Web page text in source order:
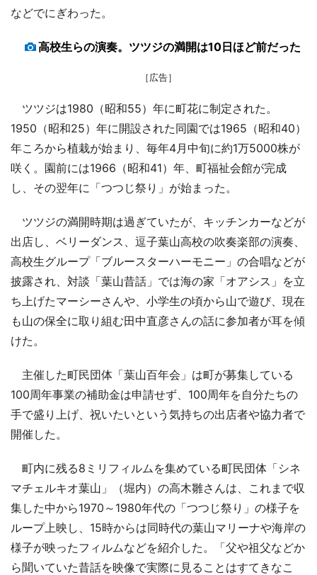
などでにぎわった。
高校生らの演奏。ツツジの満開は10日ほど前だった
［広告］
ツツジは1980（昭和55）年に町花に制定された。
1950（昭和25）年に開設された同園では1965（昭和40）
年ころから植栽が始まり、毎年4月中旬に約1万5000株が
咲く。園前には1966（昭和41）年、町福祉会館が完成
し、その翌年に「つつじ祭り」が始まった。
ツツジの満開時期は過ぎていたが、キッチンカーなどが
出店し、ベリーダンス、逗子葉山高校の吹奏楽部の演奏、
高校生グループ「ブルースターハーモニー」の合唱などが
披露され、対談「葉山昔話」では海の家「オアシス」を立
ち上げたマーシーさんや、小学生の頃から山で遊び、現在
も山の保全に取り組む田中直彦さんの話に参加者が耳を傾
けた。
主催した町民団体「葉山百年会」は町が募集している
100周年事業の補助金は申請せず、100周年を自分たちの
手で盛り上げ、祝いたいという気持ちの出店者や協力者で
開催した。
町内に残る8ミリフィルムを集めている町民団体「シネ
マチェルキオ葉山」（堀内）の高木雛さんは、これまで収
集した中から1970～1980年代の「つつじ祭り」の様子を
ループ上映し、15時からは同時代の葉山マリーナや海岸の
様子が映ったフィルムなどを紹介した。「父や祖父などか
ら聞いていた昔話を映像で実際に見ることはすてきなこ